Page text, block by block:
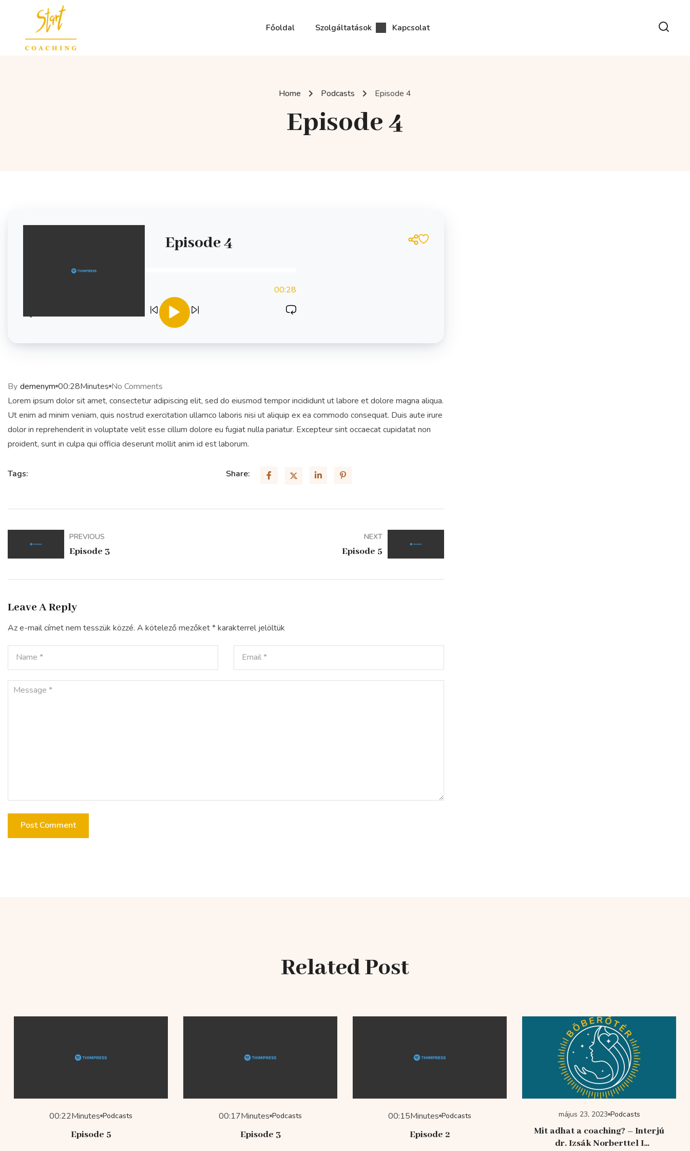
Főoldal Szolgáltatások Kapcsolat
Home Podcasts Episode 4
Episode 4
Episode 4
00:28
By demenym 00:28Minutes No Comments
Lorem ipsum dolor sit amet, consectetur adipiscing elit, sed do eiusmod tempor incididunt ut labore et dolore magna aliqua.
Ut enim ad minim veniam, quis nostrud exercitation ullamco laboris nisi ut aliquip ex ea commodo consequat. Duis aute irure
dolor in reprehenderit in voluptate velit esse cillum dolore eu fugiat nulla pariatur. Excepteur sint occaecat cupidatat non
proident, sunt in culpa qui officia deserunt mollit anim id est laborum.
Tags: Share:
PREVIOUS
Episode 3
NEXT
Episode 5
Leave A Reply
Az e-mail címet nem tesszük közzé. A kötelező mezőket*karakterrel jelöltük
Related Post
00:22Minutes Podcasts
Episode 5
00:17Minutes Podcasts
Episode 3
00:15Minutes Podcasts
Episode 2
május 23, 2023 Podcasts
Mit adhat a coaching? – Interjú
dr. Izsák Norberttel I